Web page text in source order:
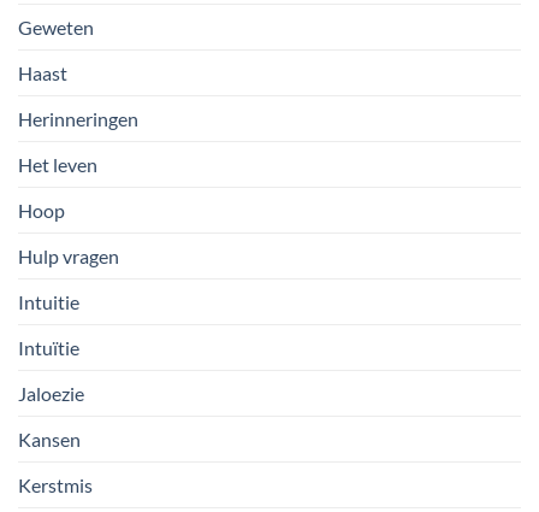
Geweten
Haast
Herinneringen
Het leven
Hoop
Hulp vragen
Intuitie
Intuïtie
Jaloezie
Kansen
Kerstmis